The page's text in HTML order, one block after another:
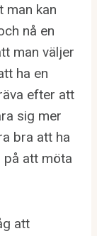
man kan
nå en
man väljer
ha en
efter att
sig mer
bra att ha
på att möta
att